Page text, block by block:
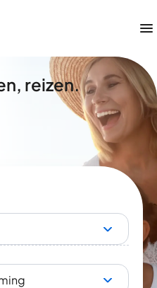
reizen.